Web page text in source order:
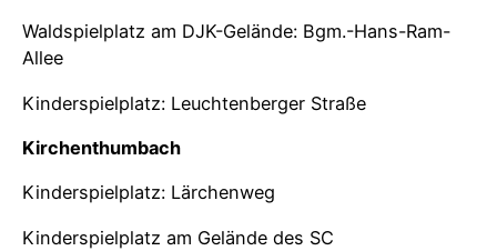
Waldspielplatz am DJK-Gelände: Bgm.-Hans-Ram-
Allee
Kinderspielplatz: Leuchtenberger Straße
Kirchenthumbach
Kinderspielplatz: Lärchenweg
Kinderspielplatz am Gelände des SC